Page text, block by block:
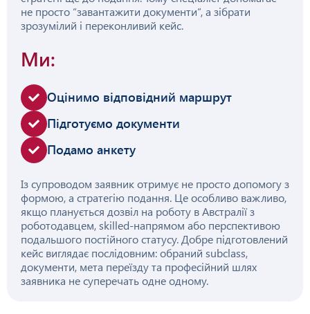
не просто “завантажити документи”, а зібрати
зрозумілий і переконливий кейс.
Ми:
Оцінимо відповідний маршрут
Підготуємо документи
Подамо анкету
Із супроводом заявник отримує не просто допомогу з
формою, а стратегію подання. Це особливо важливо,
якщо планується дозвіл на роботу в Австралії з
роботодавцем, skilled-напрямом або перспективою
подальшого постійного статусу. Добре підготовлений
кейс виглядає послідовним: обраний subclass,
документи, мета переїзду та професійний шлях
заявника не суперечать одне одному.